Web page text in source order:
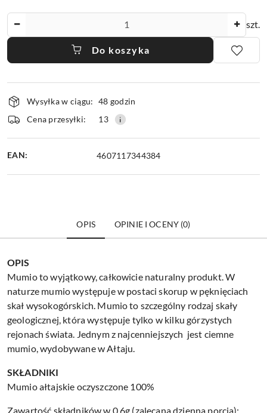
szt.
Do koszyka
Dostępność
i
dostawa
Wysyłka w ciągu: 48 godzin
Cena przesyłki:
13
EAN: 4607117344384
OPIS OPINIE I OCENY (0)
OPIS
Mumio to wyjątkowy, całkowicie naturalny produkt. W
naturze mumio występuje w postaci skorup w pęknięciach
skał wysokogórskich. Mumio to szczególny rodzaj skały
geologicznej, która występuje tylko w kilku górzystych
rejonach świata. Jednym z najcenniejszych jest ciemne
mumio, wydobywane w Ałtaju.
SKŁADNIKI
Mumio ałtajskie oczyszczone 100%
Zawartość składników w 0,6g (zalecana dzienna porcja):